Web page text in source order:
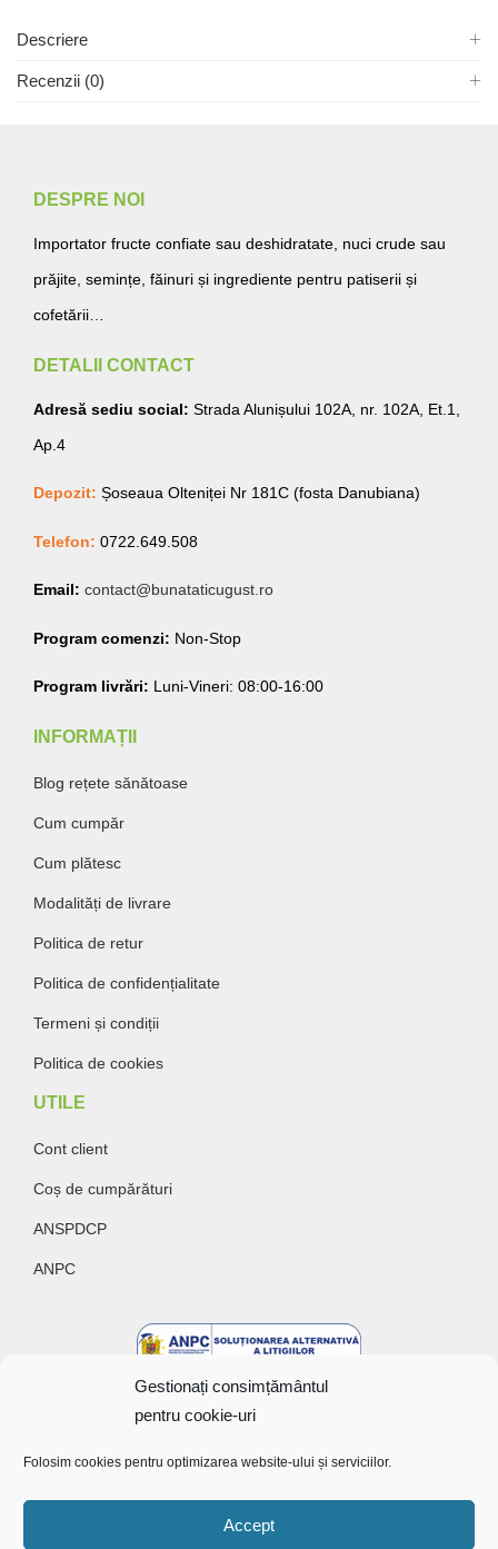
Gestionați consimțământul
pentru cookie-uri
Folosim cookies pentru optimizarea website-ului și serviciilor.
Accept
Descriere
Recenzii (0)
DESPRE NOI
Importator fructe confiate sau deshidratate, nuci crude sau
prăjite, semințe, făinuri și ingrediente pentru patiserii și
cofetării…
DETALII CONTACT
Adresă sediu social: Strada Alunișului 102A, nr. 102A, Et.1,
Ap.4
Depozit: Șoseaua Olteniței Nr 181C (fosta Danubiana)
Telefon: 0722.649.508
Email: contact@bunataticugust.ro
Program comenzi: Non-Stop
Program livrări: Luni-Vineri: 08:00-16:00
INFORMAȚII
Blog rețete sănătoase
Cum cumpăr
Cum plătesc
Modalități de livrare
Politica de retur
Politica de confidențialitate
Termeni și condiții
Politica de cookies
UTILE
Cont client
Coș de cumpărături
ANSPDCP
ANPC
Copyright @ 2022 Bunătăți cu gust